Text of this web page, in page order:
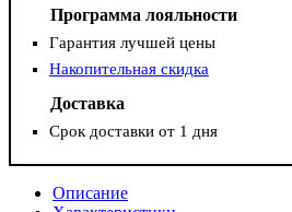
Программа лояльности
Гарантия лучшей цены
Накопительная скидка
Доставка
Срок доставки от 1 дня
Описание